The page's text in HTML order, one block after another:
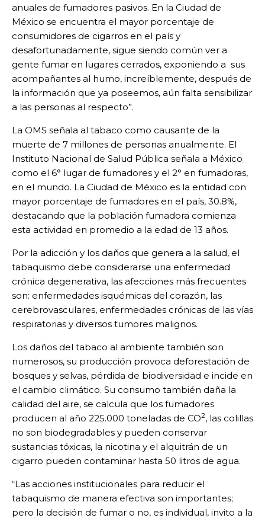
anuales de fumadores pasivos. En la Ciudad de
México se encuentra el mayor porcentaje de
consumidores de cigarros en el país y
desafortunadamente, sigue siendo común ver a
gente fumar en lugares cerrados, exponiendo a sus
acompañantes al humo, increíblemente, después de
la información que ya poseemos, aún falta sensibilizar
a las personas al respecto”.
La OMS señala al tabaco como causante de la
muerte de 7 millones de personas anualmente. El
Instituto Nacional de Salud Pública señala a México
como el 6° lugar de fumadores y el 2° en fumadoras,
en el mundo. La Ciudad de México es la entidad con
mayor porcentaje de fumadores en el país, 30.8%,
destacando que la población fumadora comienza
esta actividad en promedio a la edad de 13 años.
Por la adicción y los daños que genera a la salud, el
tabaquismo debe considerarse una enfermedad
crónica degenerativa, las afecciones más frecuentes
son: enfermedades isquémicas del corazón, las
cerebrovasculares, enfermedades crónicas de las vías
respiratorias y diversos tumores malignos.
Los daños del tabaco al ambiente también son
numerosos, su producción provoca deforestación de
bosques y selvas, pérdida de biodiversidad e incide en
el cambio climático. Su consumo también daña la
calidad del aire, se calcula que los fumadores
producen al año 225.000 toneladas de CO2, las colillas
no son biodegradables y pueden conservar
sustancias tóxicas, la nicotina y el alquitrán de un
cigarro pueden contaminar hasta 50 litros de agua.
“Las acciones institucionales para reducir el
tabaquismo de manera efectiva son importantes;
pero la decisión de fumar o no, es individual, invito a la